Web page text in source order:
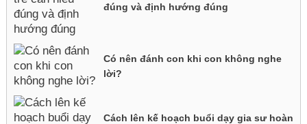
đúng và định hướng đúng
Có nên đánh con khi con không nghe
lời?
Cách lên kế hoạch buổi dạy gia sư hoàn